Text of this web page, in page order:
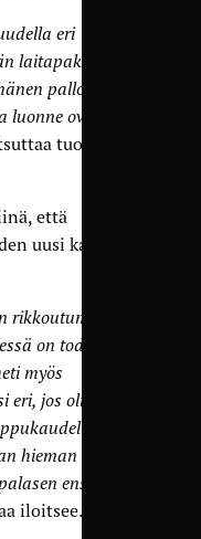
eri
laitapakin
pallollinen
ovat
tuoretta
että
uusi kaveri
rikkoutumista
on todella fiksu
myös
jos olisimme
Silloin
hieman eri lailla.
ensi
iloitsee.